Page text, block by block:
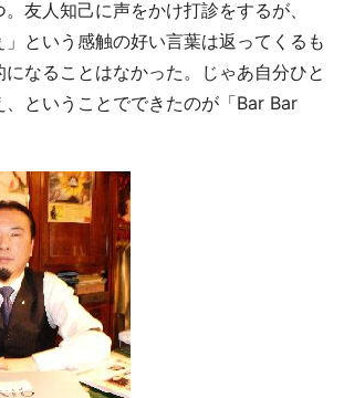
友人知己に声をかけ打診をするが、
」という感触の好い言葉は返ってくるも
なることはなかった。じゃあ自分ひと
、ということでできたのが「Bar Bar